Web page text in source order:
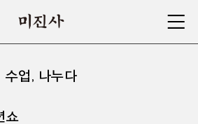
수업, 나누다
쇼